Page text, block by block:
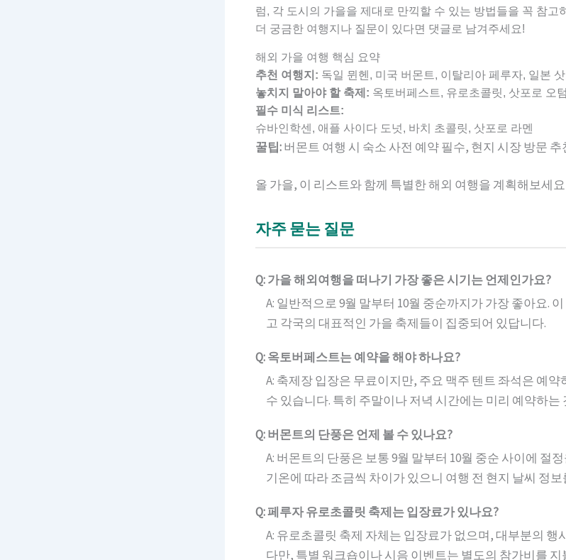
럼, 각 도시의 가을을 제대로 만끽할 수 있는 방법들을 꼭 참고
더 궁금한 여행지나 질문이 있다면 댓글로 남겨주세요!
해외 가을 여행 핵심 요약
추천 여행지: 독일 뮌헨, 미국 버몬트, 이탈리아 페루자, 일본 삿
놓치지 말아야 할 축제: 옥토버페스트, 유로초콜릿, 삿포로 오
필수 미식 리스트:
슈바인학센, 애플 사이다 도넛, 바치 초콜릿, 삿포로 라멘
꿀팁: 버몬트 여행 시 숙소 사전 예약 필수, 현지 시장 방문 추
올 가을, 이 리스트와 함께 특별한 해외 여행을 계획해보세
자주 묻는 질문
Q: 가을 해외여행을 떠나기 가장 좋은 시기는 언제인가요?
A: 일반적으로 9월 말부터 10월 중순까지가 가장 좋아요.
고 각국의 대표적인 가을 축제들이 집중되어 있답니다.
Q: 옥토버페스트는 예약을 해야 하나요?
A: 축제장 입장은 무료이지만, 주요 맥주 텐트 좌석은 예
수 있습니다. 특히 주말이나 저녁 시간에는 미리 예약하는
Q: 버몬트의 단풍은 언제 볼 수 있나요?
A: 버몬트의 단풍은 보통 9월 말부터 10월 중순 사이에 절
기온에 따라 조금씩 차이가 있으니 여행 전 현지 날씨 정
Q: 페루자 유로초콜릿 축제는 입장료가 있나요?
A: 유로초콜릿 축제 자체는 입장료가 없으며, 대부분의 행
다만, 특별 워크숍이나 시음 이벤트는 별도의 참가비를 지